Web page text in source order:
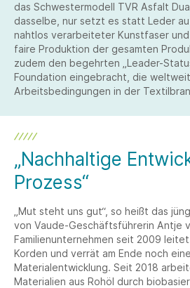
das Schwestermodell TVR Asfalt
dasselbe, nur setzt es statt Leder
nahtlos verarbeiteter Kunstfaser
faire Produktion der gesamten
zudem den begehrten „Leader-
Foundation eingebracht, die
Arbeitsbedingungen in der
„Nachhaltige
Prozess“
„Mut steht uns gut“, so heißt das
von Vaude-Geschäftsführerin Antje
Familienunternehmen seit 2009
Korden und verrät am Ende noch
Materialentwicklung. Seit 2018
Materialien aus Rohöl durch